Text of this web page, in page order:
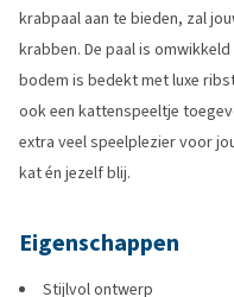
krabpaal aan te bieden, zal
krabben. De paal is
bodem is bedekt met luxe
ook een kattenspeeltje
extra veel speelplezier voor
kat én jezelf blij.
Eigenschappen
Stijlvol ontwerp